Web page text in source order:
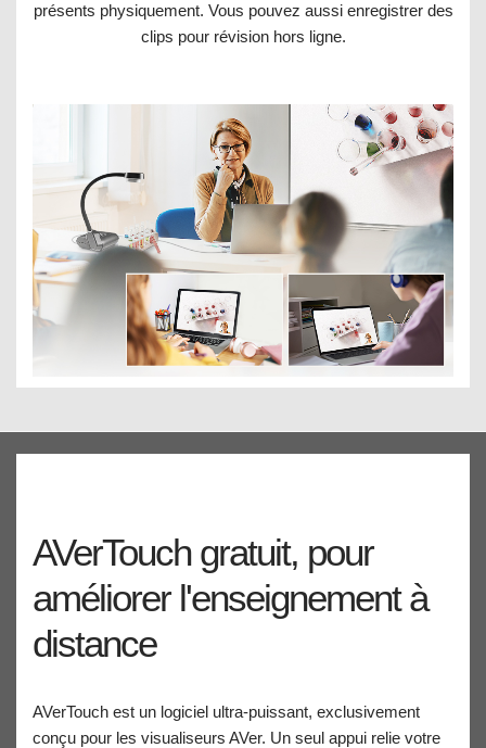
présents physiquement. Vous pouvez aussi enregistrer des
clips pour révision hors ligne.
AVerTouch gratuit, pour
améliorer l'enseignement à
distance
AVerTouch est un logiciel ultra-puissant, exclusivement
conçu pour les visualiseurs AVer. Un seul appui relie votre